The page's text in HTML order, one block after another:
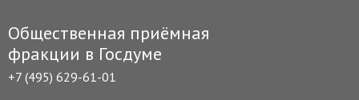
Общественная приёмная
фракции в Госдуме
+7 (495) 629-61-01